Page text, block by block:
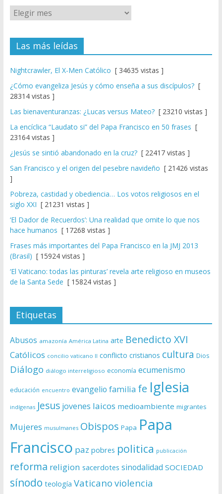
Las más leídas
Nightcrawler, El X-Men Católico [ 34635 vistas ]
¿Cómo evangeliza Jesús y cómo enseña a sus discípulos?[
28314 vistas ]
Las bienaventuranzas: ¿Lucas versus Mateo?[ 23210 vistas ]
La encíclica “Laudato si” del Papa Francisco en 50 frases [
23164 vistas ]
¿Jesús se sintió abandonado en la cruz?[ 22417 vistas ]
San Francisco y el origen del pesebre navideño [ 21426 vistas
]
Pobreza, castidad y obediencia… Los votos religiosos en el
siglo XXI [ 21231 vistas ]
‘El Dador de Recuerdos’: Una realidad que omite lo que nos
hace humanos [ 17268 vistas ]
Frases más importantes del Papa Francisco en la JMJ 2013
(Brasil) [ 15924 vistas ]
‘El Vaticano: todas las pinturas’ revela arte religioso en museos
de la Santa Sede [ 15824 vistas ]
Etiquetas
Abusos amazonía América Latina arte Benedicto XVI
Católicos concilio vaticano II conflicto cristianos cultura Dios
Diálogo diálogo interreligioso economía ecumenismo
educación encuentro evangelio familia fe Iglesia
indígenas Jesus jovenes laicos medioambiente migrantes
Mujeres musulmanes Obispos Papa Papa
Francisco paz pobres politica publicación
reforma religion sacerdotes sinodalidad SOCIEDAD
sínodo teología Vaticano violencia